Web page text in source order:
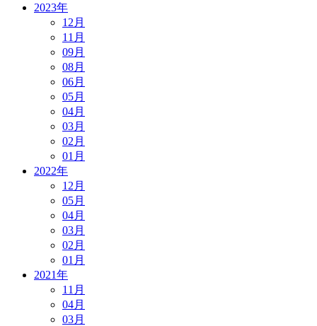
2023年
12月
11月
09月
08月
06月
05月
04月
03月
02月
01月
2022年
12月
05月
04月
03月
02月
01月
2021年
11月
04月
03月